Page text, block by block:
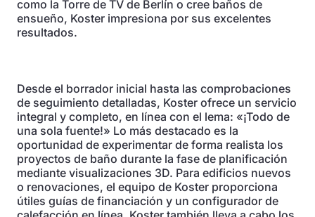
como la Torre de TV de Berlín o cree baños de
ensueño, Koster impresiona por sus excelentes
resultados.
Desde el borrador inicial hasta las comprobaciones
de seguimiento detalladas, Koster ofrece un servicio
integral y completo, en línea con el lema: «¡Todo de
una sola fuente!» Lo más destacado es la
oportunidad de experimentar de forma realista los
proyectos de baño durante la fase de planificación
mediante visualizaciones 3D. Para edificios nuevos
o renovaciones, el equipo de Koster proporciona
útiles guías de financiación y un configurador de